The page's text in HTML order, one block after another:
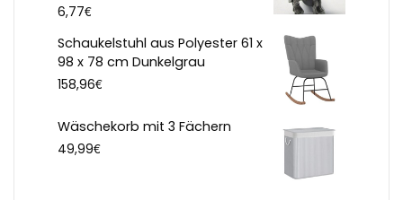
6,77€
Schaukelstuhl aus Polyester 61 x
98 x 78 cm Dunkelgrau
158,96€
Wäschekorb mit 3 Fächern
49,99€